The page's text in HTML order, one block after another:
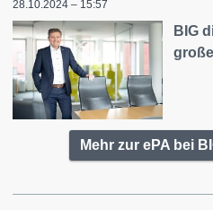
28.10.2024 – 15:57
BIG
Mehr zur ePA bei